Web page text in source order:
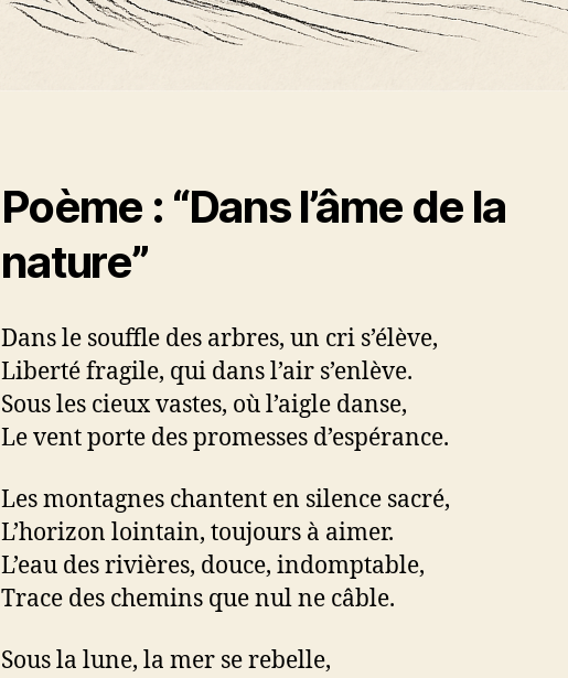
Poème : “Dans l’âme de la
nature”
Dans le souffle des arbres, un cri s’élève,
Liberté fragile, qui dans l’air s’enlève.
Sous les cieux vastes, où l’aigle danse,
Le vent porte des promesses d’espérance.
Les montagnes chantent en silence sacré,
L’horizon lointain, toujours à aimer.
L’eau des rivières, douce, indomptable,
Trace des chemins que nul ne câble.
Sous la lune, la mer se rebelle,